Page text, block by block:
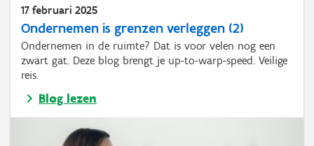
17 februari 2025
Ondernemen is grenzen verleggen (2)
Ondernemen in de ruimte? Dat is voor velen nog een
zwart gat. Deze blog brengt je up-to-warp-speed. Veilige
reis.
Blog lezen